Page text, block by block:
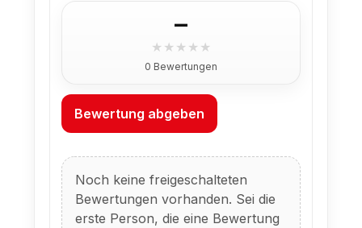
–
★ ★ ★ ★ ★
0 Bewertungen
Bewertung abgeben
Noch keine freigeschalteten
Bewertungen vorhanden. Sei die
erste Person, die eine Bewertung